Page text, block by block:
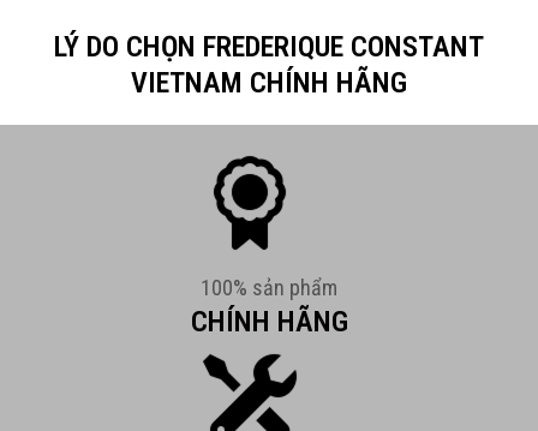
LÝ DO CHỌN FREDERIQUE CONSTANT
VIETNAM CHÍNH HÃNG
100% sản phẩm
CHÍNH HÃNG